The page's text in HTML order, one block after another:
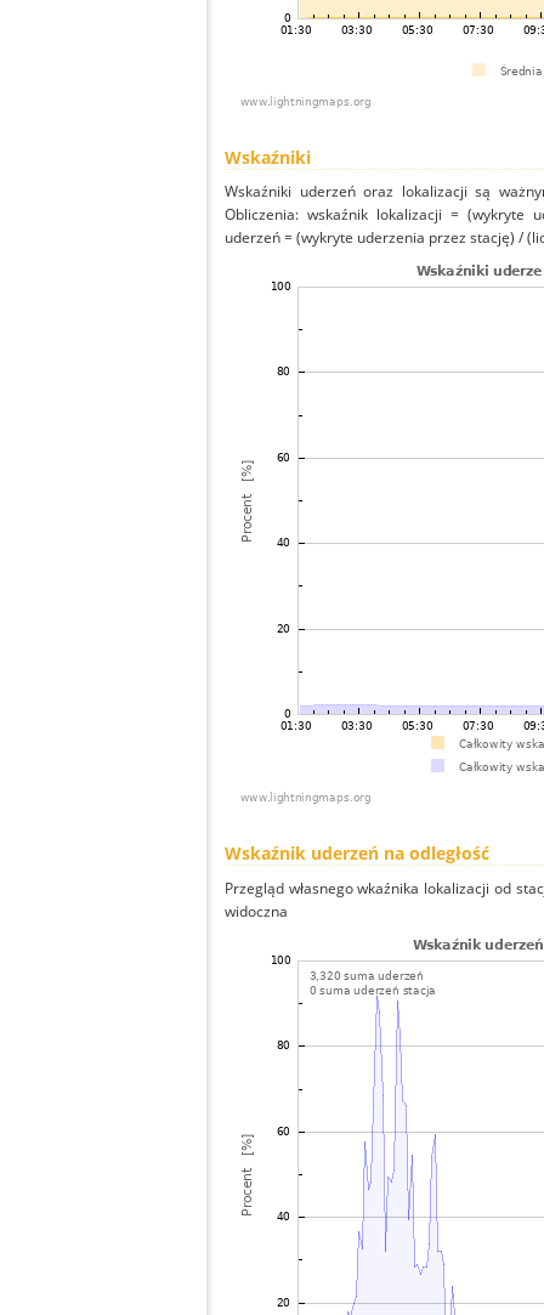
Wskaźniki
Wskaźniki uderzeń oraz lokalizacji są
Obliczenia: wskaźnik lokalizacji = (wykryte
uderzeń = (wykryte uderzenia przez stację) /
Wskaźnik uderzeń na odległość
Przegląd własnego wkaźnika lokalizacji od
widoczna